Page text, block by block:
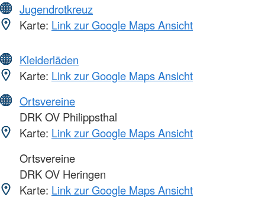
Jugendrotkreuz
Karte: Link zur Google Maps Ansicht
Kleiderläden
Karte: Link zur Google Maps Ansicht
Ortsvereine
DRK OV Philippsthal
Karte: Link zur Google Maps Ansicht
Ortsvereine
DRK OV Heringen
Karte: Link zur Google Maps Ansicht